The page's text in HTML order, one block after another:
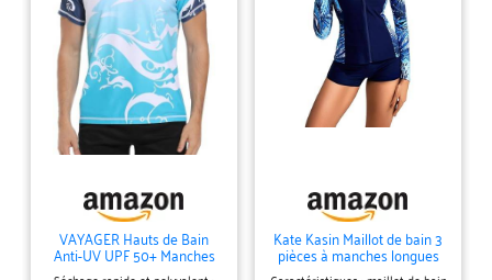
VAYAGER Hauts de Bain
Anti-UV UPF 50+ Manches
Courtes pour Hommes,
Kate Kasin Maillot de bain 3
pièces à manches longues
Rashguard pour femme